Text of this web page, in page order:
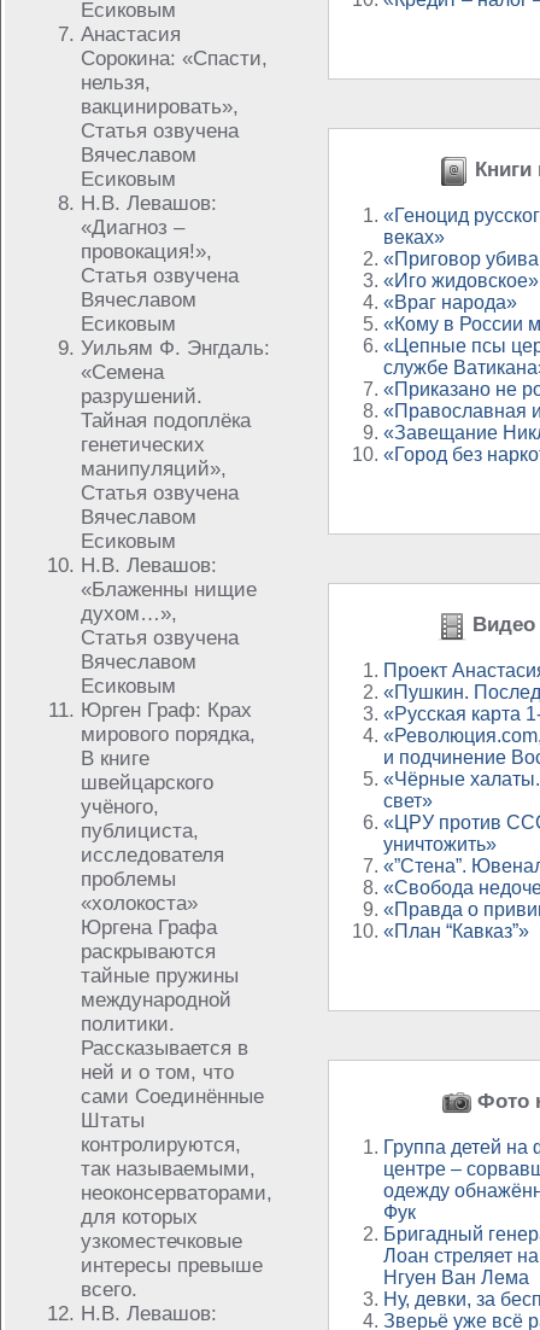
Есиковым
Анастасия
Сорокина: «Спасти,
нельзя,
вакцинировать»,
Статья озвучена
Вячеславом
Есиковым
Н.В. Левашов:
«Диагноз –
провокация!»,
Статья озвучена
Вячеславом
Есиковым
Уильям Ф. Энгдаль:
«Семена
разрушений.
Тайная подоплёка
генетических
манипуляций»,
Статья озвучена
Вячеславом
Есиковым
Н.В. Левашов:
«Блаженны нищие
духом…»,
Статья озвучена
Вячеславом
Есиковым
Юрген Граф: Крах
мирового порядка,
В книге
швейцарского
учёного,
публициста,
исследователя
проблемы
«холокоста»
Юргена Графа
раскрываются
тайные пружины
международной
политики.
Рассказывается в
ней и о том, что
сами Соединённые
Штаты
контролируются,
так называемыми,
неоконсерваторами,
для которых
узкоместечковые
интересы превыше
всего.
Н.В. Левашов:
Книги
«Геноцид
веках»
«Приговор
«Иго жидовское»
«Враг народа»
«Кому в России
«Цепные псы
службе
«Приказано не
«Православная
«Завещание
«Город без
Видео
Проект
«Пушкин.
«Русская карта
и подчинение
«Чёрные
свет»
«ЦРУ против
уничтожить»
«”Стена”.
«Свобода
«Правда о
«План “Кавказ”»
Фото
Группа детей
центре –
одежду
Фук
Бригадный
Лоан стреляет
Нгуен Ван Лема
Ну, девки, за
Зверьё уже всё